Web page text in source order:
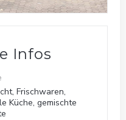
Infos
Frischwaren,
Küche, gemischte